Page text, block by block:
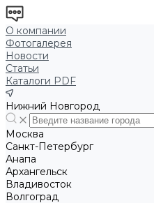
О компании
Фотогалерея
Новости
Статьи
Каталоги PDF
Нижний Новгород
Москва
Санкт-Петербург
Анапа
Архангельск
Владивосток
Волгоград